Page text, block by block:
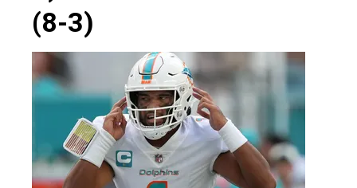
(8-3)